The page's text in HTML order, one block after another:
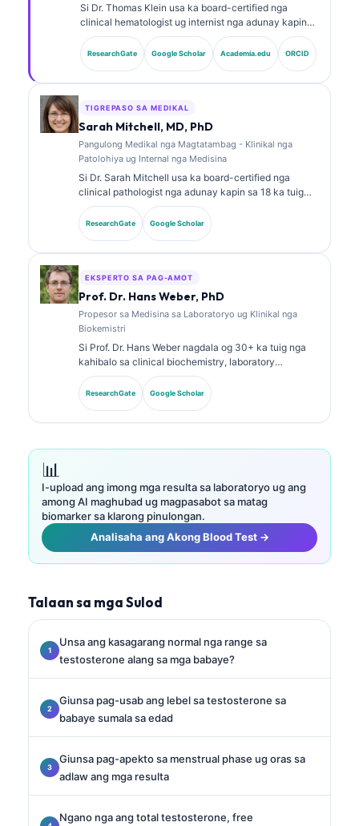
Si Dr. Thomas Klein usa ka board-certified nga
clinical hematologist ug internist nga adunay kapin
sa 15 ka tuig nga kasinatian sa laboratory medicine
ug AI-assisted nga clinical analysis. Isip Chief
Medical Officer sa Kantesti AI, naghatag siya’g
na sa biomarker interpretation ug laboratory
diagnostics.
ResearchGate Google Scholar Academia.edu ORCID
TIGREPASO SA MEDIKAL
Sarah Mitchell, MD, PhD
Pangulong Medikal nga Magtatambag - Klinikal nga
Patolohiya ug Internal nga Medisina
Si Dr. Sarah Mitchell usa ka board-certified nga
clinical pathologist nga adunay kapin sa 18 ka tuig
nga kasinatian sa laboratory medicine ug diagnostic
analysis. Aduna siya’y specialty certifications sa
clinical chemistry ug daghan na’g gipatik nga mga
ResearchGate Google Scholar
EKSPERTO SA PAG-AMOT
Prof. Dr. Hans Weber, PhD
Propesor sa Medisina sa Laboratoryo ug Klinikal nga
Biokemistri
Si Prof. Dr. Hans Weber nagdala og 30+ ka tuig nga
kahibalo sa clinical biochemistry, laboratory
medicine, ug biomarker research. Kanhi nga
Presidente sa German Society for Clinical Chemistry,
siya nag-espesyalisar sa diagnostic panel analysis,
ResearchGate Google Scholar
📊
I-upload ang imong mga resulta sa laboratoryo ug ang
among AI maghubad ug magpasabot sa matag
biomarker sa klarong pinulongan.
Analisaha ang Akong Blood Test →
Talaan sa mga Sulod
Unsa ang kasagarang normal nga range sa
testosterone alang sa mga babaye?
Giunsa pag-usab ang lebel sa testosterone sa
babaye sumala sa edad
Giunsa pag-apekto sa menstrual phase ug oras sa
adlaw ang mga resulta
Ngano nga ang total testosterone, free